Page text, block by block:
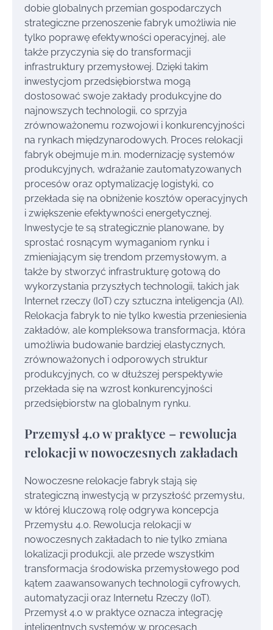
dobie globalnych przemian gospodarczych
strategiczne przenoszenie fabryk umożliwia nie
tylko poprawę efektywności operacyjnej, ale
także przyczynia się do transformacji
infrastruktury przemysłowej. Dzięki takim
inwestycjom przedsiębiorstwa mogą
dostosować swoje zakłady produkcyjne do
najnowszych technologii, co sprzyja
zrównoważonemu rozwojowi i konkurencyjności
na rynkach międzynarodowych. Proces relokacji
fabryk obejmuje m.in. modernizację systemów
produkcyjnych, wdrażanie zautomatyzowanych
procesów oraz optymalizację logistyki, co
przekłada się na obniżenie kosztów operacyjnych
i zwiększenie efektywności energetycznej.
Inwestycje te są strategicznie planowane, by
sprostać rosnącym wymaganiom rynku i
zmieniającym się trendom przemysłowym, a
także by stworzyć infrastrukturę gotową do
wykorzystania przyszłych technologii, takich jak
Internet rzeczy (IoT) czy sztuczna inteligencja (AI).
Relokacja fabryk to nie tylko kwestia przeniesienia
zakładów, ale kompleksowa transformacja, która
umożliwia budowanie bardziej elastycznych,
zrównoważonych i odporowych struktur
produkcyjnych, co w dłuższej perspektywie
przekłada się na wzrost konkurencyjności
przedsiębiorstw na globalnym rynku.
Przemysł 4.0 w praktyce – rewolucja
relokacji w nowoczesnych zakładach
Nowoczesne relokacje fabryk stają się
strategiczną inwestycją w przyszłość przemysłu,
w której kluczową rolę odgrywa koncepcja
Przemysłu 4.0. Rewolucja relokacji w
nowoczesnych zakładach to nie tylko zmiana
lokalizacji produkcji, ale przede wszystkim
transformacja środowiska przemysłowego pod
kątem zaawansowanych technologii cyfrowych,
automatyzacji oraz Internetu Rzeczy (IoT).
Przemysł 4.0 w praktyce oznacza integrację
inteligentnych systemów w procesach